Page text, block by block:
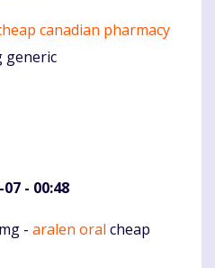
canadian pharmacy
generic
- 00:48
- aralen oral cheap